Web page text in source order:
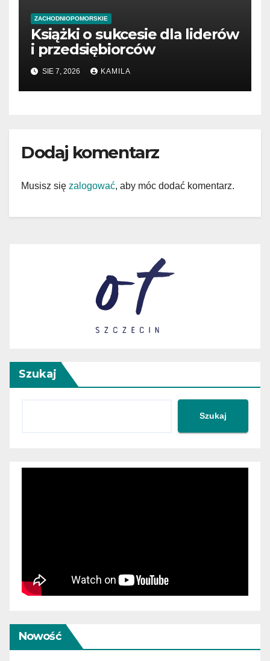
ZACHODNIOPOMORSKIE
Książki o sukcesie dla liderów
i przedsiębiorców
SIE 7, 2026 KAMILA
Dodaj komentarz
Musisz się zalogować, aby móc dodać komentarz.
Szukaj
Szukaj
Nowość